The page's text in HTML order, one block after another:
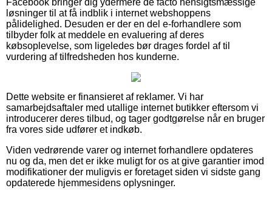
løsninger til at få indblik i internet webshoppens
pålidelighed. Desuden er der en del e-forhandlere som
tilbyder folk at meddele en evaluering af deres
købsoplevelse, som ligeledes bør drages fordel af til
vurdering af tilfredsheden hos kunderne.
Dette website er finansieret af reklamer. Vi har
samarbejdsaftaler med utallige internet butikker eftersom vi
introducerer deres tilbud, og tager godtgørelse når en bruger
fra vores side udfører et indkøb.
Viden vedrørende varer og internet forhandlere opdateres
nu og da, men det er ikke muligt for os at give garantier imod
modifikationer der muligvis er foretaget siden vi sidste gang
opdaterede hjemmesidens oplysninger.